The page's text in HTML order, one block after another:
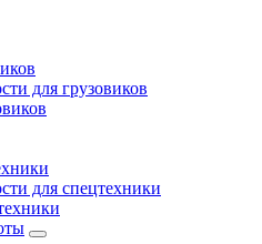
для грузовиков
для спецтехники